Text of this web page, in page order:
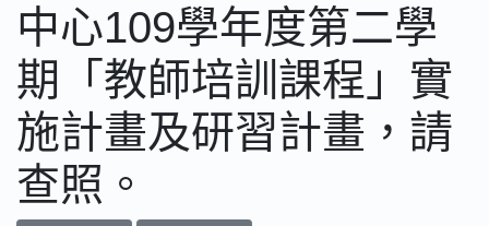
中心109學年度第二學
期「教師培訓課程」實
施計畫及研習計畫，請
查照。